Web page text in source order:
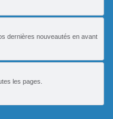
dernières nouveautés en avant
les pages.